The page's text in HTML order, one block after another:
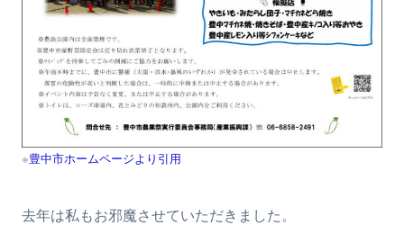
※豊中市ホームページより引用
去年は私もお邪魔させていただきました。